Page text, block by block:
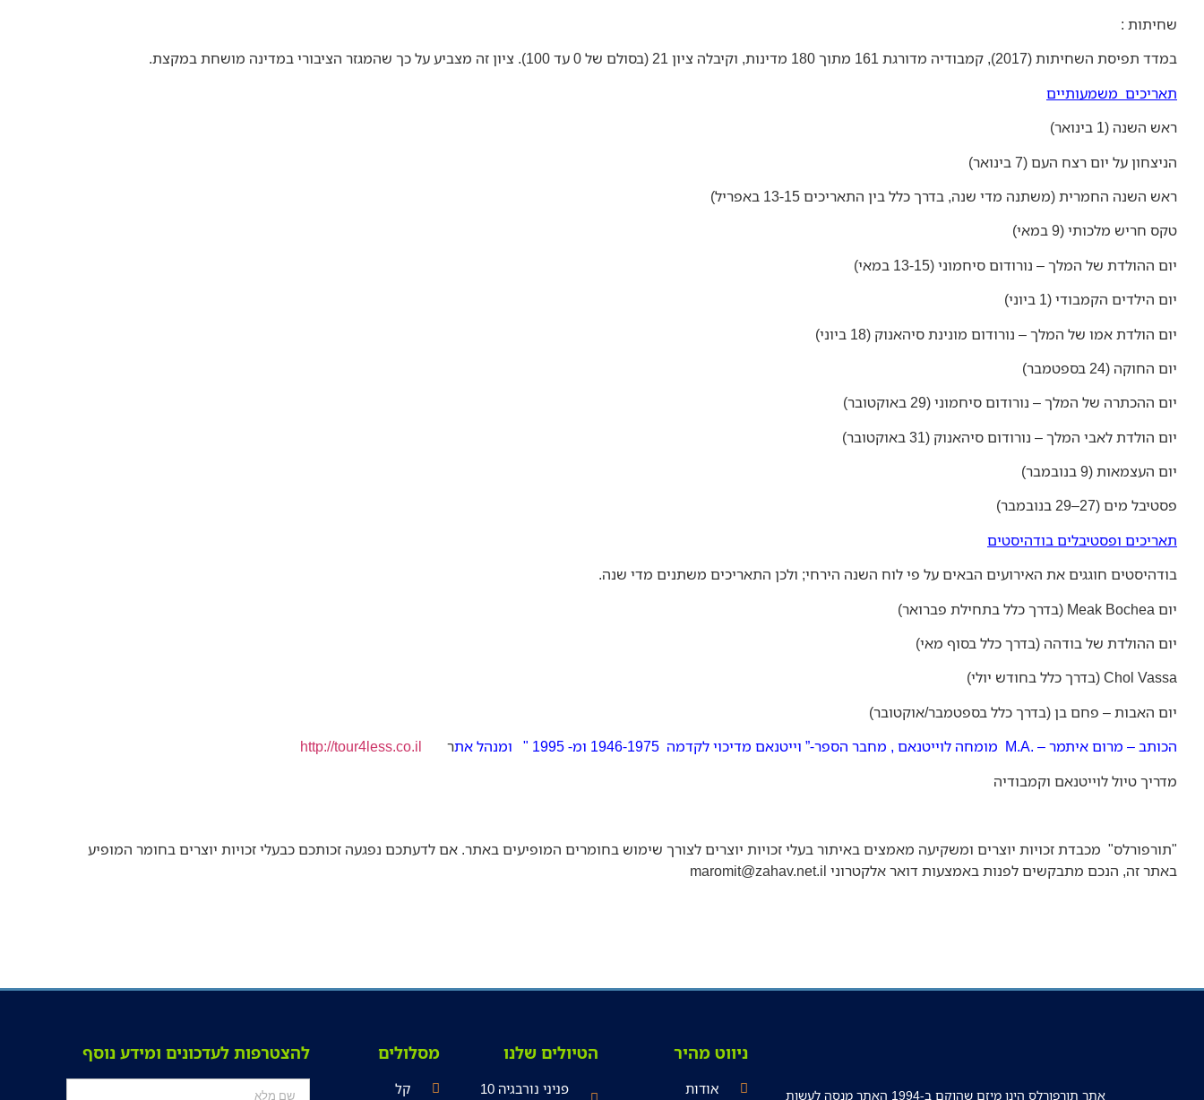
שחיתות :
במדד תפיסת השחיתות (2017), קמבודיה מדורגת 161 מתוך 180 מדינות, וקיבלה ציון 21 (בסולם של 0 עד 100). ציון זה מצביע על כך שהמגזר הציבורי במדינה מושחת במקצת.
תאריכים משמעותיים
ראש השנה (1 בינואר)
הניצחון על יום רצח העם (7 בינואר)
ראש השנה החמרית (משתנה מדי שנה, בדרך כלל בין התאריכים 13-15 באפריל)
טקס חריש מלכותי (9 במאי)
יום ההולדת של המלך – נורודום סיחמוני (13-15 במאי)
יום הילדים הקמבודי (1 ביוני)
יום הולדת אמו של המלך – נורודום מונינת סיהאנוק (18 ביוני)
יום החוקה (24 בספטמבר)
יום ההכתרה של המלך – נורודום סיחמוני (29 באוקטובר)
יום הולדת לאבי המלך – נורודום סיהאנוק (31 באוקטובר)
יום העצמאות (9 בנובמבר)
פסטיבל מים (27–29 בנובמבר)
תאריכים ופסטיבלים בודהיסטים
בודהיסטים חוגגים את האירועים הבאים על פי לוח השנה הירחי; ולכן התאריכים משתנים מדי שנה.
יום Meak Bochea (בדרך כלל בתחילת פברואר)
יום ההולדת של בודהה (בדרך כלל בסוף מאי)
Chol Vassa (בדרך כלל בחודש יולי)
יום האבות – פחם בן (בדרך כלל בספטמבר/אוקטובר)
הכותב – מרום איתמר – .M.A מומחה לוייטנאם , מחבר הספר-” וייטנאם מדיכוי לקדמה 1946-1975 ומ- 1995 " ומנהל את
ר http://tour4less.co.il
מדריךטיול לוייטנאם וקמבודיה
"תורפורלס" מכבדת זכויות יוצרים ומשקיעה מאמצים באיתור בעלי זכויות יוצרים לצורך שימוש בחומרים המופיעים באתר. אם לדעתכם נפגעה זכותכם כבעלי זכויות יוצרים בחומר המופיע
באתר זה, הנכם מתבקשים לפנות באמצעות דואר אלקטרוני maromit@zahav.net.il
אתר תורפורלס הינו מיזם שהוקם ב-1994 האתר מנסה לעשות
ניווט מהיר
אודות
הטיולים שלנו
פניני נורבגיה 10
מסלולים
קל
להצטרפות לעדכונים ומידע נוסף